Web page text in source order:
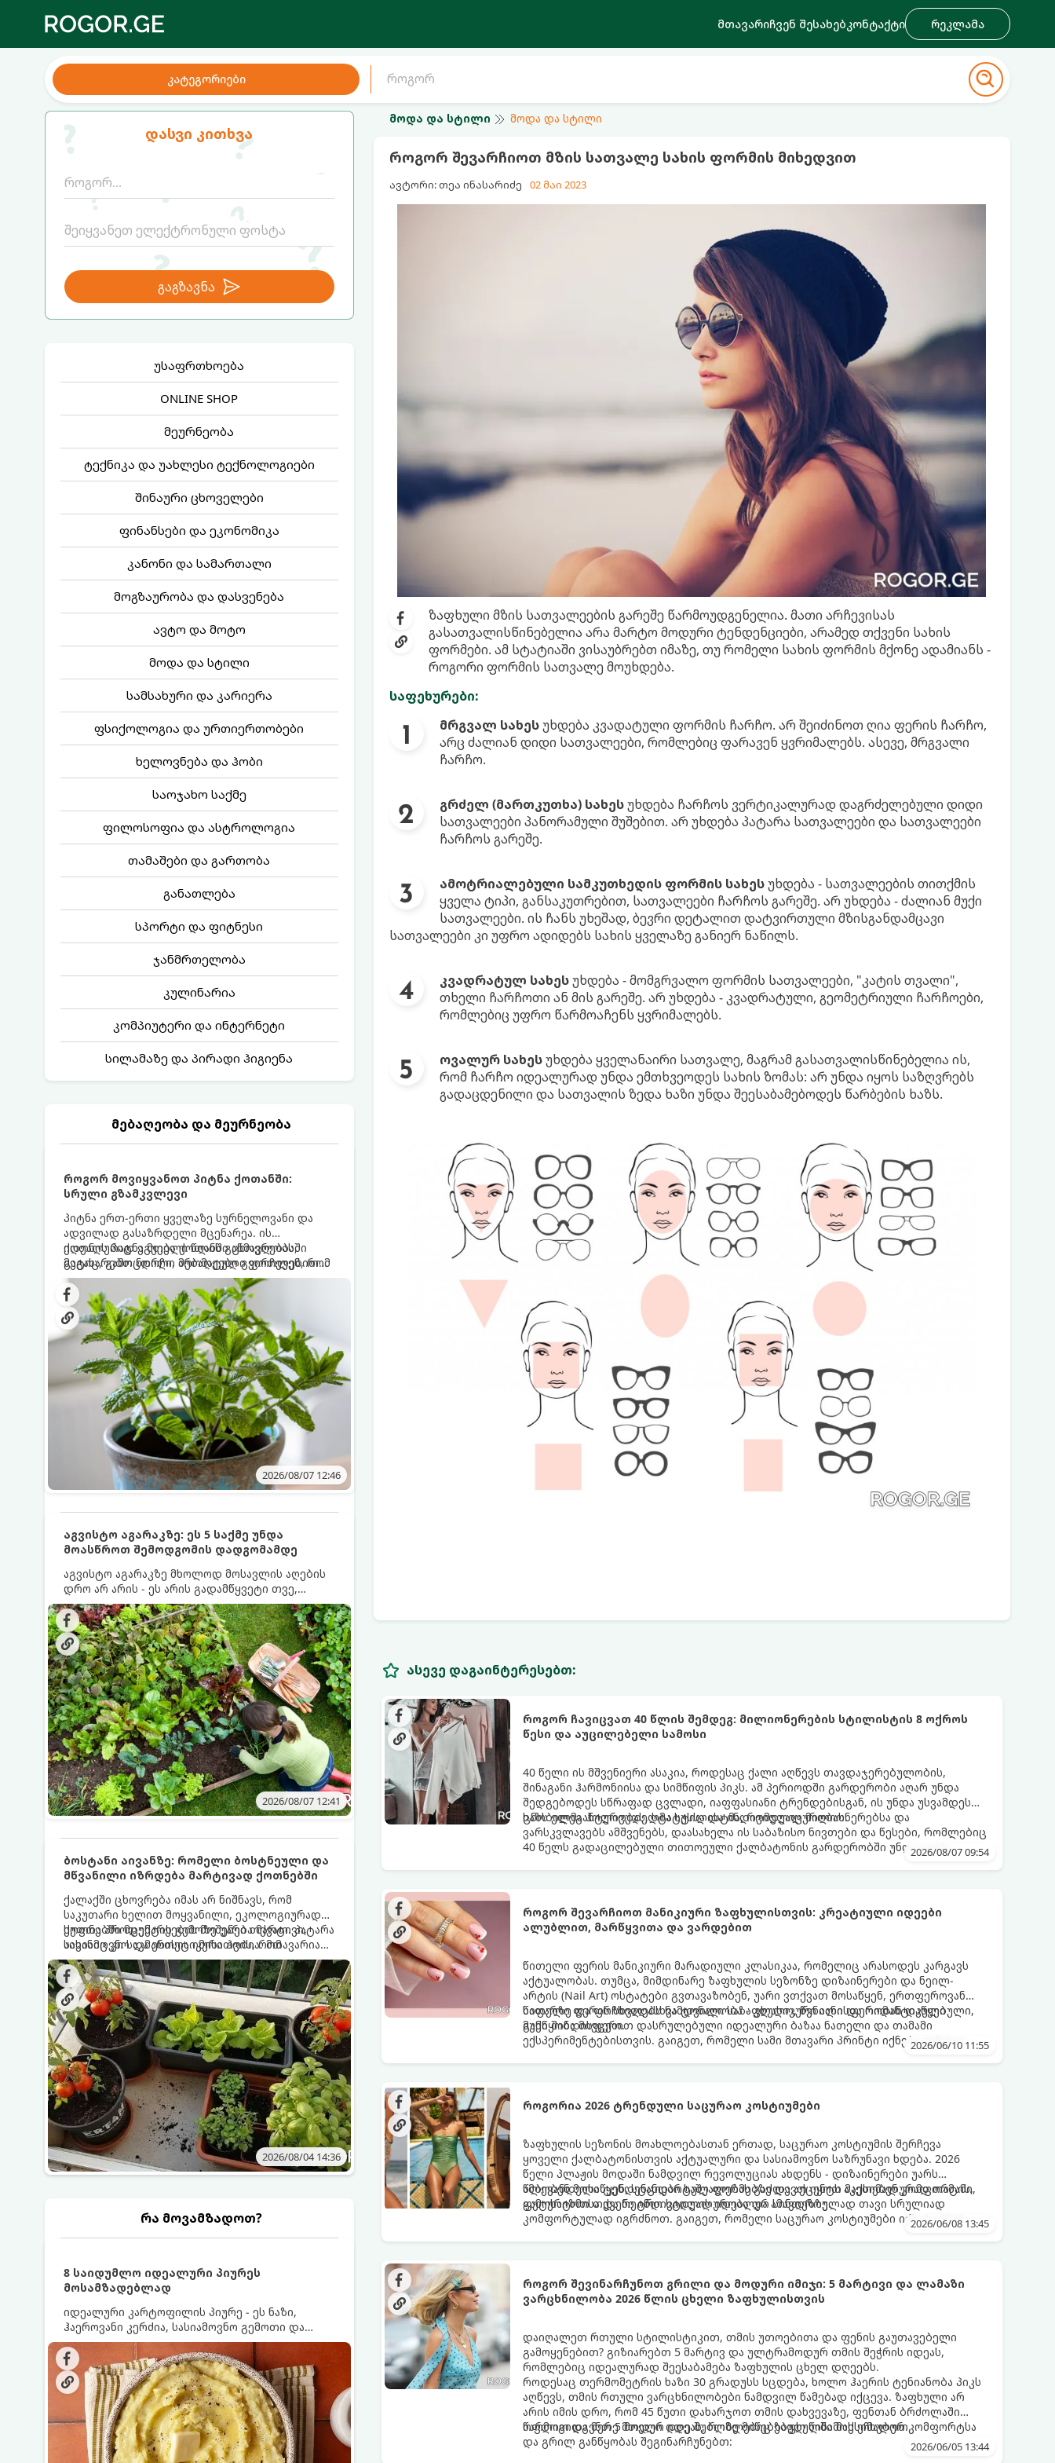
მთავარიჩვენ შესახებკონტაქტი რეკლამა
კატეგორიები
დასვი კითხვა
გაგზავნა
უსაფრთხოება
ONLINE SHOP
მეურნეობა
ტექნიკა და უახლესი ტექნოლოგიები
შინაური ცხოველები
ფინანსები და ეკონომიკა
კანონი და სამართალი
მოგზაურობა და დასვენება
ავტო და მოტო
მოდა და სტილი
სამსახური და კარიერა
ფსიქოლოგია და ურთიერთობები
ხელოვნება და ჰობი
საოჯახო საქმე
ფილოსოფია და ასტროლოგია
თამაშები და გართობა
განათლება
სპორტი და ფიტნესი
ჯანმრთელობა
კულინარია
კომპიუტერი და ინტერნეტი
სილამაზე და პირადი ჰიგიენა
მებაღეობა და მეურნეობა
როგორ მოვიყვანოთ პიტნა ქოთანში:
სრული გზამკვლევი
პიტნა ერთ-ერთი ყველაზე სურნელოვანი და
ადვილად გასაზრდელი მცენარეა. ის
იდეალურად ეგუება ქოთანში ცხოვრებას,
მეტიც, გამოცდილი მებაღეები გვირჩევენ, რომ
პიტნა მხოლოდ ქოთანში მოვიყვანოთ, რადგან
ღია გრუნტში (ბაღში) დარგვისას ის ფესვებით
ძალიან სწრაფად ვრცელდება და სხვა
მცენარეებს ავიწროებს.
ქოთნის პიტნა მთელი წლის განმავლობაში
გაგახარებთ ნორჩი, არომატული ფოთლებით
ჩაის, ლიმონათისა თუ კერძებისთვის.
2026/08/07 12:46
აგვისტო აგარაკზე: ეს 5 საქმე უნდა
მოასწროთ შემოდგომის დადგომამდე
აგვისტო აგარაკზე მხოლოდ მოსავლის აღების
დრო არ არის - ეს არის გადამწყვეტი თვე,
როდესაც საფუძველი ეყრება მომავალი წლის
მოსავალს და ბაღი მზადდება შემოდგომა-
ზამთრის სეზონისთვის. იმისათვის, რომ
ნიადაგმა ენერგია აღიდგინოს, ხოლო
მცენარეებმა ზამთარს გაუძლონ, აგვისტოს
ბოლომდე 5 მნიშვნელოვანი საქმის გაკეთება
უნდა მოასწროთ:
2026/08/07 12:41
ბოსტანი აივანზე: რომელი ბოსტნეული და
მწვანილი იზრდება მარტივად ქოთნებში
ქალაქში ცხოვრება იმას არ ნიშნავს, რომ
საკუთარი ხელით მოყვანილი, ეკოლოგიურად
სუფთა პროდუქტის გემოზე უარი თქვათ. პატარა
აივანიც კი საკმარისია იმისათვის, რომ
მოიწყოთ მინი-ბოსტანი, საიდანაც
ყოველდღიურად ახალ, არომატულ მწვანილსა
და ბოსტნეულს მოკრეფთ.
ქოთნებში მცენარეების მოშენება მარტივი,
სასიამოვნო და ესთეტიკური ჰობია. მთავარია
იცოდეთ, რომელი კულტურები ეგუებიან
ქოთნის პირობებს ყველაზე კარგად და როგორ
მოუაროთ მათ სწორად.
2026/08/04 14:36
რა მოვამზადოთ?
8 საიდუმლო იდეალური პიურეს
მოსამზადებლად
იდეალური კარტოფილის პიურე - ეს ნაზი,
ჰაეროვანი კერძია, სასიამოვნო გემოთი და
ნაღების-მოყვითალო ფერით. მისი მომზადება
ძალიან მარტივია, მაგრამ არსებობს რამდენიმე
საიდუმლო, რომლებიც უნდა იცოდეთ, რომ
პიურე იდეალურად გემრიელი გამოვიდეს.
მოდა და სტილი მოდა და სტილი
როგორ შევარჩიოთ მზის სათვალე სახის ფორმის მიხედვით
ავტორი: თეა ინასარიძე 02 მაი 2023
ზაფხული მზის სათვალეების გარეშე წარმოუდგენელია. მათი არჩევისას
გასათვალისწინებელია არა მარტო მოდური ტენდენციები, არამედ თქვენი სახის
ფორმები. ამ სტატიაში ვისაუბრებთ იმაზე, თუ რომელი სახის ფორმის მქონე ადამიანს -
როგორი ფორმის სათვალე მოუხდება.
საფეხურები:
მრგვალ სახესუხდება კვადატული ფორმის ჩარჩო. არ შეიძინოთ ღია ფერის ჩარჩო,
არც ძალიან დიდი სათვალეები, რომლებიც ფარავენ ყვრიმალებს. ასევე, მრგვალი
ჩარჩო.
გრძელ (მართკუთხა) სახესუხდება ჩარჩოს ვერტიკალურად დაგრძელებული დიდი
სათვალეები პანორამული შუშებით. არ უხდება პატარა სათვალეები და სათვალეები
ჩარჩოს გარეშე.
ამოტრიალებული სამკუთხედის ფორმის სახესუხდება - სათვალეების თითქმის
ყველა ტიპი, განსაკუთრებით, სათვალეები ჩარჩოს გარეშე. არ უხდება - ძალიან მუქი
სათვალეები. ის ჩანს უხეშად, ბევრი დეტალით დატვირთული მზისგანდამცავი
სათვალეები კი უფრო ადიდებს სახის ყველაზე განიერ ნაწილს.
კვადრატულ სახესუხდება - მომგრვალო ფორმის სათვალეები, "კატის თვალი",
თხელი ჩარჩოთი ან მის გარეშე. არ უხდება - კვადრატული, გეომეტრიული ჩარჩოები,
რომლებიც უფრო წარმოაჩენს ყვრიმალებს.
ოვალურ სახესუხდება ყველანაირი სათვალე, მაგრამ გასათვალისწინებელია ის,
რომ ჩარჩო იდეალურად უნდა ემთხვეოდეს სახის ზომას: არ უნდა იყოს საზღვრებს
გადაცდენილი და სათვალის ზედა ხაზი უნდა შეესაბამებოდეს წარბების ხაზს.
ასევე დაგაინტერესებთ:
როგორ ჩავიცვათ 40 წლის შემდეგ: მილიონერების სტილისტის 8 ოქროს
წესი და აუცილებელი სამოსი
40 წელი ის მშვენიერი ასაკია, როდესაც ქალი აღწევს თავდაჯერებულობის,
შინაგანი ჰარმონიისა და სიმწიფის პიკს. ამ პერიოდში გარდერობი აღარ უნდა
შედგებოდეს სწრაფად ცვლადი, იაფფასიანი ტრენდებისგან, ის უნდა უსვამდეს
ხაზს ელეგანტურობას, სტატუსსა და ინდივიდუალურობას.
ცნობილმა ჰოლივუდელმა სტილისტმა, რომელიც მილიონერებსა და
ვარსკვლავებს ამშვენებს, დაასახელა ის საბაზისო ნივთები და წესები, რომლებიც
40 წელს გადაცილებული თითოეული ქალბატონის გარდერობში უნდა იყოს:2026/08/07 09:54
როგორ შევარჩიოთ მანიკიური ზაფხულისთვის: კრეატიული იდეები
ალუბლით, მარწყვითა და ვარდებით
წითელი ფერის მანიკიური მარადიული კლასიკაა, რომელიც არასოდეს კარგავს
აქტუალობას. თუმცა, მიმდინარე ზაფხულის სეზონზე დიზაინერები და ნეილ-
არტის (Nail Art) ოსტატები გვთავაზობენ, უარი ვთქვათ მოსაწყენ, ერთფეროვან
საფარზე და ფრჩხილებს ნამდვილი საზაფხულო, წვნიანი და რომანტიკული
განწყობა მივცეთ.
წითელი ფერის სხვადასხვა ტონალობა - კლასიკური ალისფერიდან დაწყებული,
მუქი შინდისფერით დასრულებული იდეალური ბაზაა ნათელი და თამამი
ექსპერიმენტებისთვის. გაიგეთ, რომელი სამი მთავარი პრინტი იქნება ივნისის
2026/06/10 11:55
როგორია 2026 ტრენდული საცურაო კოსტიუმები
ზაფხულის სეზონის მოახლოებასთან ერთად, საცურაო კოსტიუმის შერჩევა
ყოველი ქალბატონისთვის აქტუალური და სასიამოვნო საზრუნავი ხდება. 2026
წელი პლაჟის მოდაში ნამდვილ რევოლუციას ახდენს - დიზაინერები უარს
ამბობენ მოსაწყენ, სტანდარტულ ფორმებზე და აქცენტს აკეთებენ კომფორტის,
ფუტურიზმისა და რეტრო სტილის იდეალურ სინთეზზე.
წლევანდელი ტენდენციები საშუალებას გაძლევთ იყოთ მაქსიმალურად თამამი,
გამოხატოთ თქვენი ინდივიდუალურობა და ამავდროულად თავი სრულიად
კომფორტულად იგრძნოთ. გაიგეთ, რომელი საცურაო კოსტიუმები იქნება 2026
2026/06/08 13:45
როგორ შევინარჩუნოთ გრილი და მოდური იმიჯი: 5 მარტივი და ლამაზი
ვარცხნილობა 2026 წლის ცხელი ზაფხულისთვის
დაიღალეთ რთული სტილისტიკით, თმის უთოებითა და ფენის გაუთავებელი
გამოყენებით? გიზიარებთ 5 მარტივ და ულტრამოდურ თმის შეჭრის იდეას,
რომლებიც იდეალურად შეესაბამება ზაფხულის ცხელ დღეებს.
როდესაც თერმომეტრის ხაზი 30 გრადუსს სცდება, ხოლო ჰაერის ტენიანობა პიკს
აღწევს, თმის რთული ვარცხნილობები ნამდვილ წამებად იქცევა. ზაფხული არ
არის იმის დრო, რომ 45 წუთი დახარჯოთ თმის დახვევაზე, ფენთან ბრძოლაში
ოფლით და მერე მთელი დღე შუბლზე მიწებებულ წინამოს ეჩხუბოთ.
წარმოგიდგენთ 5 მოდურ იდეას, რომლებიც ზაფხულში მაქსიმალურ კომფორტსა
და გრილ განწყობას შეგინარჩუნებთ:
2026/06/05 13:44